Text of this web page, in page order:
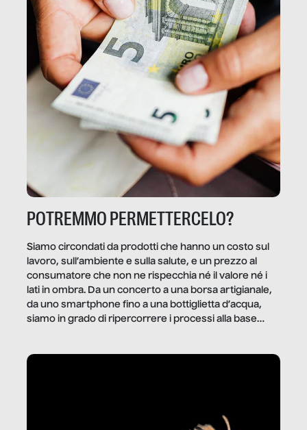
POTREMMO PERMETTERCELO?
Siamo circondati da prodotti che hanno un costo sul
lavoro, sull’ambiente e sulla salute, e un prezzo al
consumatore che non ne rispecchia né il valore né i
lati in ombra. Da un concerto a una borsa artigianale,
da uno smartphone fino a una bottiglietta d’acqua,
siamo in grado di ripercorrere i processi alla base
dietro gli oggetti e i servizi che fanno la nostra vita